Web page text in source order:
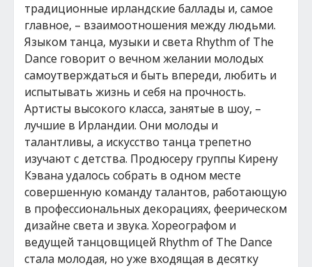
традиционные ирландские баллады и, самое
главное, – взаимоотношения между людьми.
Языком танца, музыки и света Rhythm of The
Dance говорит о вечном желании молодых
самоутверждаться и быть впереди, любить и
испытывать жизнь и себя на прочность.
Артисты высокого класса, занятые в шоу, –
лучшие в Ирландии. Они молоды и
талантливы, а искусство танца трепетно
изучают с детства. Продюсеру группы Кирену
Кэвана удалось собрать в одном месте
совершенную команду талантов, работающую
в профессиональных декорациях, феерическом
дизайне света и звука. Хореографом и
ведущей танцовщицей Rhythm of The Dance
стала молодая, но уже входящая в десятку